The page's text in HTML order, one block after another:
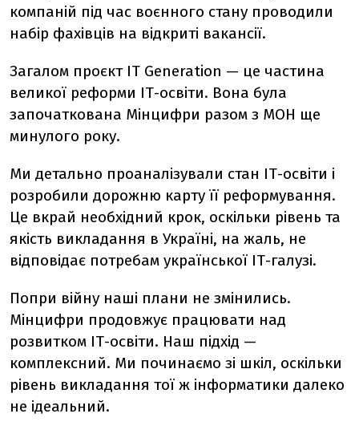
компаній під час воєнного стану проводили
набір фахівців на відкриті вакансії.
Загалом проєкт ІТ Generation — це частина
великої реформи ІТ-освіти. Вона була
започаткована Мінцифри разом з МОН ще
минулого року.
Ми детально проаналізували стан ІТ-освіти і
розробили дорожню карту її реформування.
Це вкрай необхідний крок, оскільки рівень та
якість викладання в Україні, на жаль, не
відповідає потребам української ІТ-галузі.
Попри війну наші плани не змінились.
Мінцифри продовжує працювати над
розвитком ІТ-освіти. Наш підхід —
комплексний. Ми починаємо зі шкіл, оскільки
рівень викладання тої ж інформатики далеко
не ідеальний.